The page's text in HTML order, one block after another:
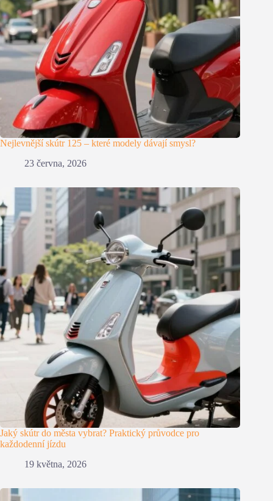
Nejlevnější skútr 125 – které modely dávají smysl?
23 června, 2026
Jaký skútr do města vybrat? Praktický průvodce pro
každodenní jízdu
19 května, 2026